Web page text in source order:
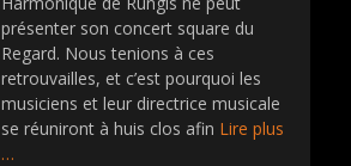
présenter son concert square du
Regard. Nous tenions à ces
retrouvailles, et c’est pourquoi les
musiciens et leur directrice musicale
se réuniront à huis clos afin Lire plus
…